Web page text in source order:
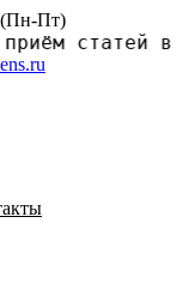
(Пн-Пт)
статей в